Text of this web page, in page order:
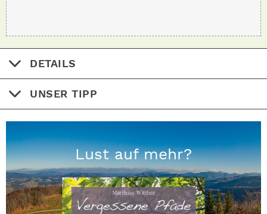
DETAILS
UNSER TIPP
Lust auf mehr?